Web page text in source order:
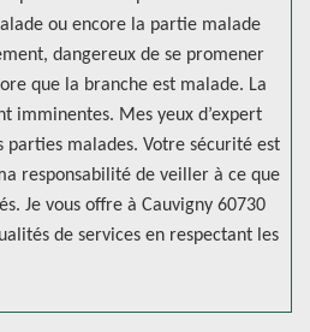
ou encore la partie malade
dangereux de se promener
que la branche est malade. La
imminentes. Mes yeux d’expert
parties malades. Votre sécurité est
responsabilité de veiller à ce que
Je vous offre à Cauvigny 60730
de services en respectant les